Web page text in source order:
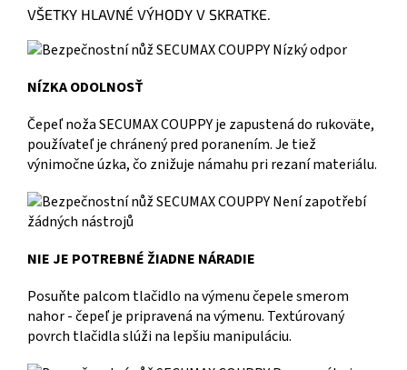
VŠETKY HLAVNÉ VÝHODY V SKRATKE.
NÍZKA ODOLNOSŤ
Čepeľ noža SECUMAX COUPPY je zapustená do rukoväte,
používateľ je chránený pred poranením. Je tiež
výnimočne úzka, čo znižuje námahu pri rezaní materiálu.
NIE JE POTREBNÉ ŽIADNE NÁRADIE
Posuňte palcom tlačidlo na výmenu čepele smerom
nahor - čepeľ je pripravená na výmenu. Textúrovaný
povrch tlačidla slúži na lepšiu manipuláciu.